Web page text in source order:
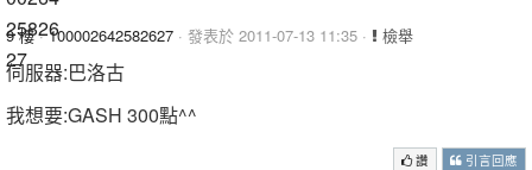
9 樓·100002642582627 · 發表於 2011-07-13 11:35 · 檢舉
伺服器:巴洛古
我想要:GASH 300點^^
讚 引言回應